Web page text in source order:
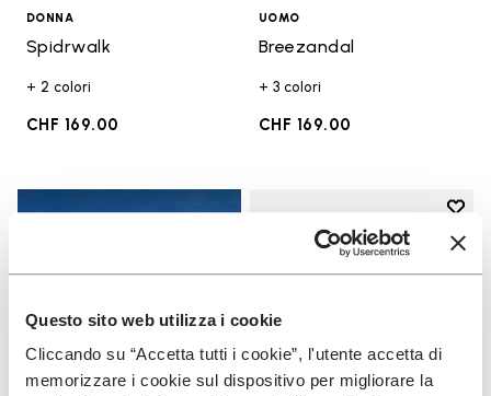
Questo sito web utilizza i cookie
Cliccando su “Accetta tutti i cookie”, l'utente accetta di
memorizzare i cookie sul dispositivo per migliorare la
DONNA
Spidrwalk
+ 2 colori
CHF 169.00
UOMO
Breezandal
+ 3 colori
CHF 169.00
Add